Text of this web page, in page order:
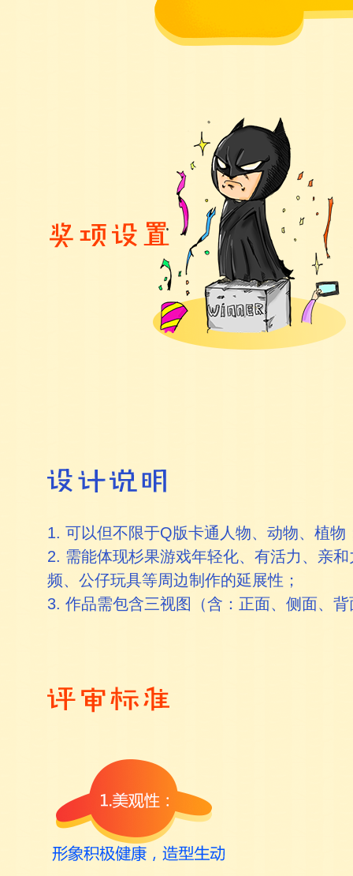
1. 可以但不限于Q版卡通人物、动物、植物
2. 需能体现杉果游戏年轻化、有活力、亲
频、公仔玩具等周边制作的延展性；
3. 作品需包含三视图（含：正面、侧面、